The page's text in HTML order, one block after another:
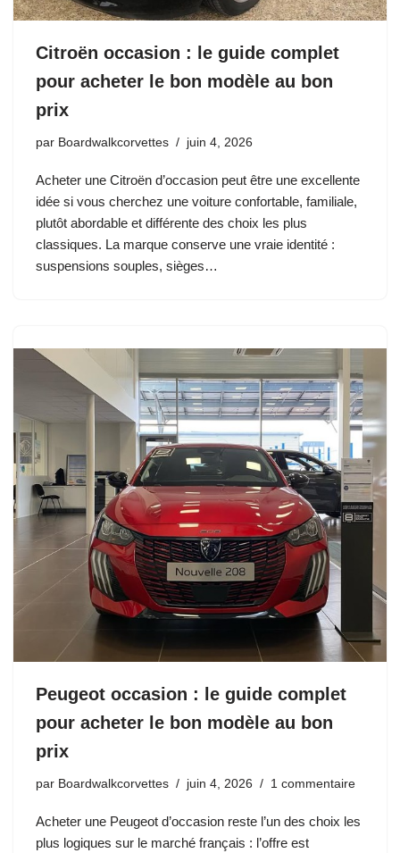
Citroën occasion : le guide complet
pour acheter le bon modèle au bon
prix
par Boardwalkcorvettes juin 4, 2026
Acheter une Citroën d’occasion peut être une excellente
idée si vous cherchez une voiture confortable, familiale,
plutôt abordable et différente des choix les plus
classiques. La marque conserve une vraie identité :
suspensions souples, sièges…
Peugeot occasion : le guide complet
pour acheter le bon modèle au bon
prix
par Boardwalkcorvettes juin 4, 2026 1 commentaire
Acheter une Peugeot d’occasion reste l’un des choix les
plus logiques sur le marché français : l’offre est